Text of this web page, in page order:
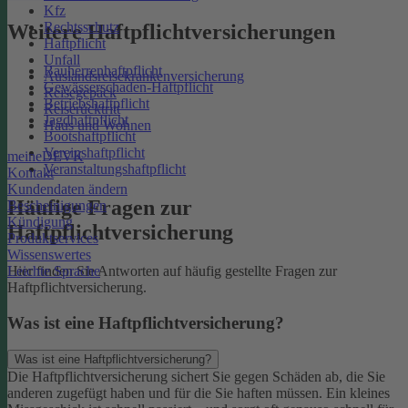
Kfz
Rechtsschutz
Haftpflicht
Unfall
Auslandsreisekrankenversicherung
Reisegepäck
Reiserücktritt
Haus und Wohnen
meineDEVK
Kontakt
Kundendaten ändern
Bescheinigungen
Kündigung
Produktservices
Wissenswertes
Leichte Sprache
Weitere Haftpflichtversicherungen
Bauherrenhaftpflicht
Gewässerschaden-Haftpflicht
Betriebshaftpflicht
Jagdhaftpflicht
Bootshaftpflicht
Vereinshaftpflicht
Veranstaltungshaftpflicht
Häufige Fragen zur
Haftpflichtversicherung
Hier finden Sie Antworten auf häufig gestellte Fragen zur
Haftpflichtversicherung.
Was ist eine Haftpflichtversicherung?
Was ist eine Haftpflichtversicherung?
Die Haftpflichtversicherung sichert Sie gegen Schäden ab, die Sie
anderen zugefügt haben und für die Sie haften müssen. Ein kleines